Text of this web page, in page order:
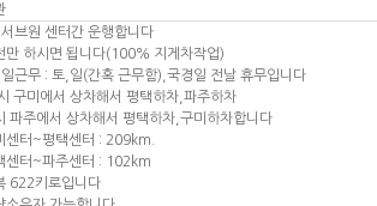
서브원 센터간 운행합니다
만 하시면 됩니다(100% 지게차작업)
근무 : 토,일(간혹 근무함),국경일 전날 휴무입니다
구미에서 상차해서 평택하차,파주하차
파주에서 상차해서 평택하차,구미하차합니다
센터~평택센터 : 209km.
센터~파주센터 : 102km
622키로입니다